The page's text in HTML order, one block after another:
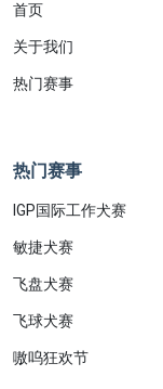
首页
关于我们
热门赛事
热门赛事
IGP国际工作犬赛
敏捷犬赛
飞盘犬赛
飞球犬赛
嗷呜狂欢节